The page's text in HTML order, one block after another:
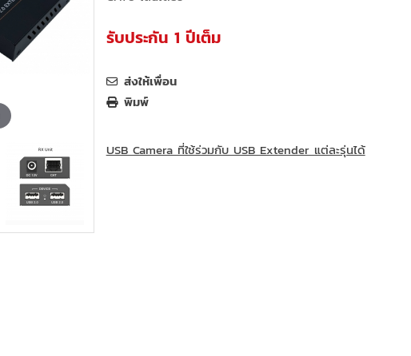
รับประกัน 1 ปีเต็ม
ส่งให้เพื่อน
พิมพ์
USB Camera ที่ใช้ร่วมกับ USB Extender แต่ละรุ่นได้